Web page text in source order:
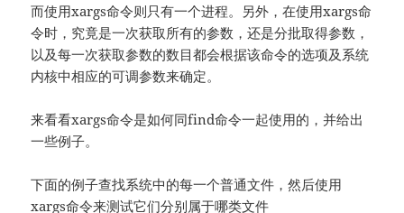
而使用xargs命令则只有一个进程。另外，在使用xargs命
令时，究竟是一次获取所有的参数，还是分批取得参数，
以及每一次获取参数的数目都会根据该命令的选项及系统
内核中相应的可调参数来确定。
来看看xargs命令是如何同find命令一起使用的，并给出
一些例子。
下面的例子查找系统中的每一个普通文件，然后使用
xargs命令来测试它们分别属于哪类文件